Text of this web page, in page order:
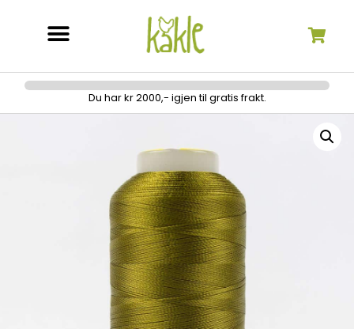
Du har kr 2000,- igjen til gratis frakt.